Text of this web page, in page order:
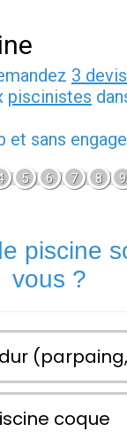
3 devis
piscinistes
et sans
5 6 7 8 9
piscine
vous ?
coque